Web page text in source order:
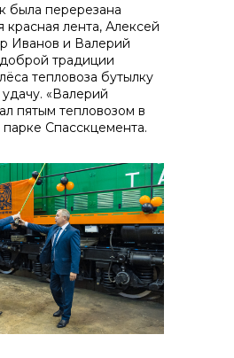
была перерезана
красная лента, Алексей
Иванов и Валерий
традиции
тепловоза бутылку
удачу. «Валерий
пятым тепловозом в
Спасскцемента.